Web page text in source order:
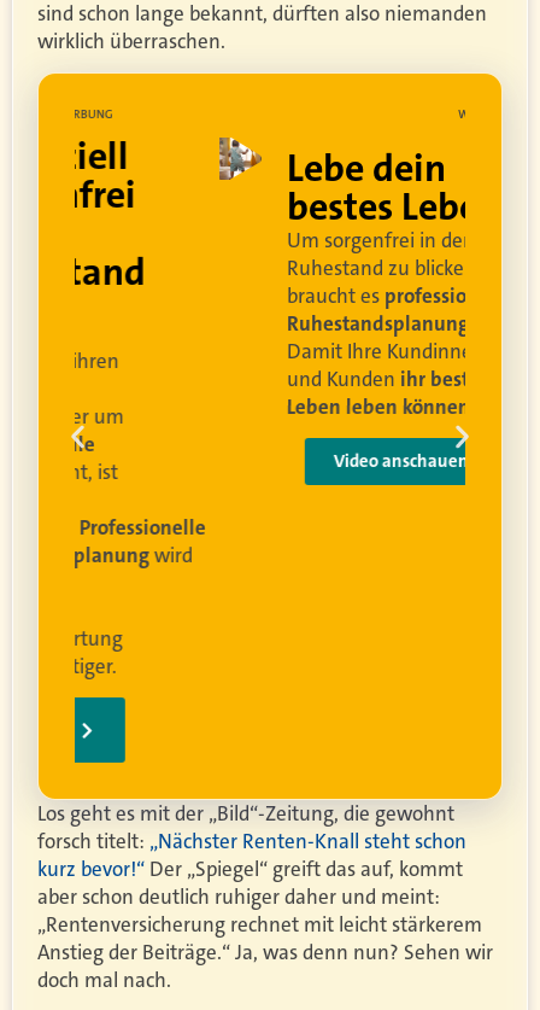
sind schon lange bekannt, dürften also niemanden
wirklich überraschen.
wird
Lebe dein
bestes Leben
Um sorgenfrei in den
Ruhestand zu blicken,
braucht esprofessionelle
Ruhestandsplanung.
Damit Ihre Kundinnen
und Kundenihr bestes
Leben leben können.
Video anschauen
Los geht es mit der „Bild“-Zeitung, die gewohnt
forsch titelt: „Nächster Renten-Knall steht schon
kurz bevor!“ Der „Spiegel“ greift das auf, kommt
aber schon deutlich ruhiger daher und meint:
„Rentenversicherung rechnet mit leicht stärkerem
Anstieg der Beiträge.“ Ja, was denn nun? Sehen wir
doch mal nach.